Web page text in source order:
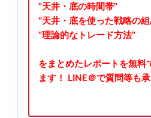
"天井・底の時間帯"
"天井・底を使った戦略の
"理論的なトレード方法"
をまとめたレポートを無料
ます！
LINE＠で質問等も